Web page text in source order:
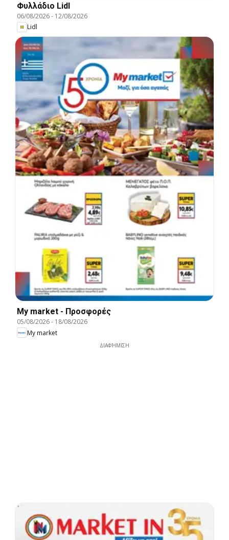
Φυλλάδιο Lidl
06/08/2026- 12/08/2026
Lidl
My market - Προσφορές
05/08/2026- 18/08/2026
My market
ΔΙΑΦΉΜΙΣΗ